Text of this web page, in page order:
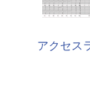
アクセス